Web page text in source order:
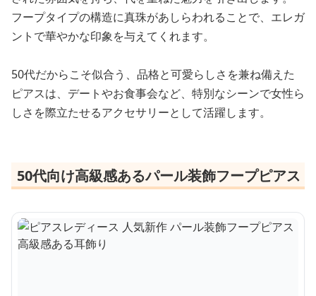
フープタイプの構造に真珠があしらわれることで、エレガ
ントで華やかな印象を与えてくれます。
50代だからこそ似合う、品格と可愛らしさを兼ね備えた
ピアスは、デートやお食事会など、特別なシーンで女性ら
しさを際立たせるアクセサリーとして活躍します。
50代向け高級感あるパール装飾フープピアス